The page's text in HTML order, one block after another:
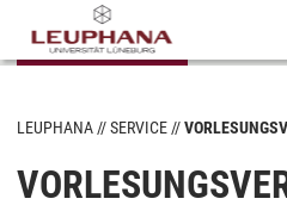
LEUPHANA SERVICE